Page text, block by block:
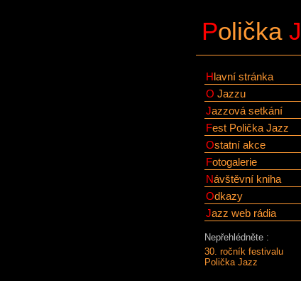
Polička J
Hlavní stránka
O Jazzu
Jazzová setkání
Fest Polička Jazz
Ostatní akce
Fotogalerie
Návštěvní kniha
Odkazy
Jazz web rádia
Nepřehlédněte :
30. ročník festivalu
Polička Jazz